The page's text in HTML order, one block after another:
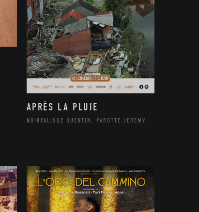
APRÈS LA PLUIE
NOIRFALISSE QUENTIN, PAROTTE JEREMY